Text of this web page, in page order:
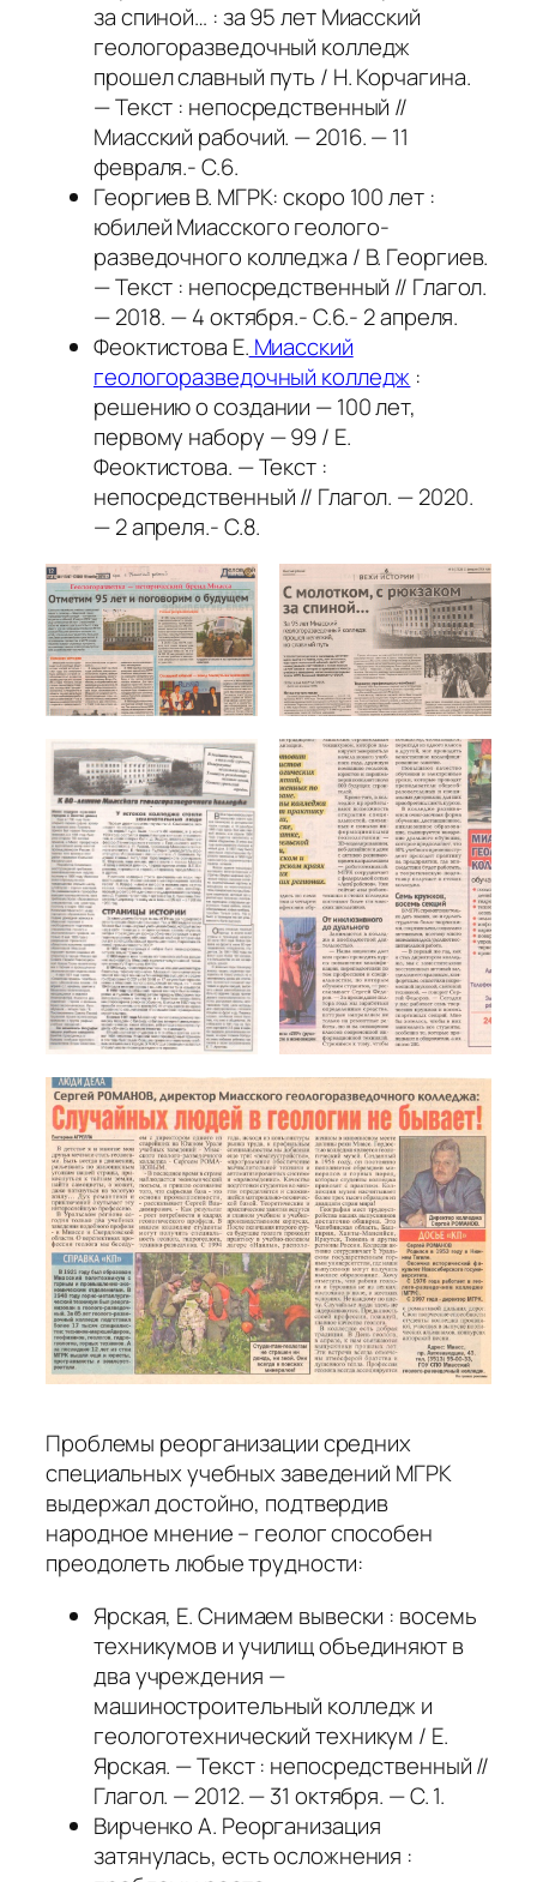
за спиной… : за 95 лет Миасский
геологоразведочный колледж
прошел славный путь / Н. Корчагина.
— Текст : непосредственный //
Миасский рабочий. — 2016. — 11
февраля.- С.6.
Георгиев В. МГРК: скоро 100 лет :
юбилей Миасского геолого-
разведочного колледжа / В. Георгиев.
— Текст : непосредственный // Глагол.
— 2018. — 4 октября.- С.6.- 2 апреля.
Феоктистова Е. Миасский
геологоразведочный колледж :
решению о создании — 100 лет,
первому набору — 99 / Е.
Феоктистова. — Текст :
непосредственный // Глагол. — 2020.
— 2 апреля.- С.8.
Проблемы реорганизации средних
специальных учебных заведений МГРК
выдержал достойно, подтвердив
народное мнение – геолог способен
преодолеть любые трудности:
Ярская, Е. Снимаем вывески : восемь
техникумов и училищ объединяют в
два учреждения —
машиностроительный колледж и
геологотехнический техникум / Е.
Ярская. — Текст : непосредственный //
Глагол. — 2012. — 31 октября. — С. 1.
Вирченко А. Реорганизация
затянулась, есть осложнения :